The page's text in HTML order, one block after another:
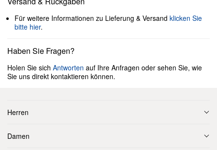
Für weitere Informationen zu Lieferung & Versand klicken Sie
bitte hier.
Haben Sie Fragen?
Holen Sie sich Antworten auf Ihre Anfragen oder sehen Sie, wie
Sie uns direkt kontaktieren können.
Herren
Damen